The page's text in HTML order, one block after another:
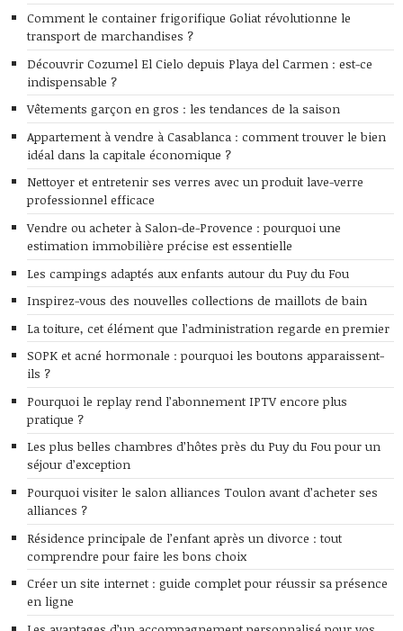
Comment le container frigorifique Goliat révolutionne le
transport de marchandises ?
Découvrir Cozumel El Cielo depuis Playa del Carmen : est-ce
indispensable ?
Vêtements garçon en gros : les tendances de la saison
Appartement à vendre à Casablanca : comment trouver le bien
idéal dans la capitale économique ?
Nettoyer et entretenir ses verres avec un produit lave-verre
professionnel efficace
Vendre ou acheter à Salon-de-Provence : pourquoi une
estimation immobilière précise est essentielle
Les campings adaptés aux enfants autour du Puy du Fou
Inspirez-vous des nouvelles collections de maillots de bain
La toiture, cet élément que l’administration regarde en premier
SOPK et acné hormonale : pourquoi les boutons apparaissent-
ils ?
Pourquoi le replay rend l’abonnement IPTV encore plus
pratique ?
Les plus belles chambres d’hôtes près du Puy du Fou pour un
séjour d’exception
Pourquoi visiter le salon alliances Toulon avant d’acheter ses
alliances ?
Résidence principale de l’enfant après un divorce : tout
comprendre pour faire les bons choix
Créer un site internet : guide complet pour réussir sa présence
en ligne